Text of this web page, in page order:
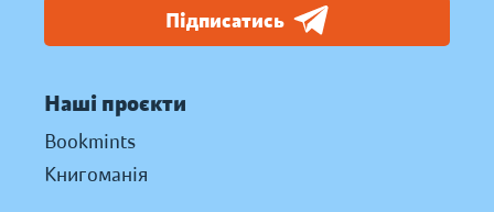
Підписатись
Наші проєкти
Bookmints
Книгоманія